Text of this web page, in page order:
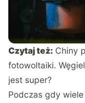
Czytaj też: Chiny
fotowoltaiki.
jest super?
Podczas gdy